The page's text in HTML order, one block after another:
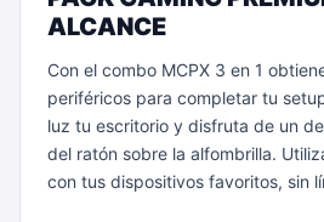
ALCANCE
Con el combo MCPX 3 en 1
periféricos para completar tu
luz tu escritorio y disfruta de un
del ratón sobre la alfombrilla.
con tus dispositivos favoritos, sin